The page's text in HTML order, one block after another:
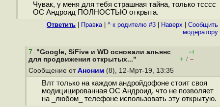
Чувак, у меня для тебя страшная тайна, только тсссс
ОС Андроид ПОЛНОСТЬЮ открыта.
Ответить Правка| ^ к родителю #3 Наверх
Cообщить
модератору
7. "Google, SiFive и WD основали альянс
для продвижения открытых..."
+4
+ / –
Сообщение от Аноним (8), 12-Мрт-19, 13:35
Влт только на каждом андройдофоне стоит своя
модицицированная ОС Андроид, что не позволяет
на _любом_ телефоне использовать эту открытую.